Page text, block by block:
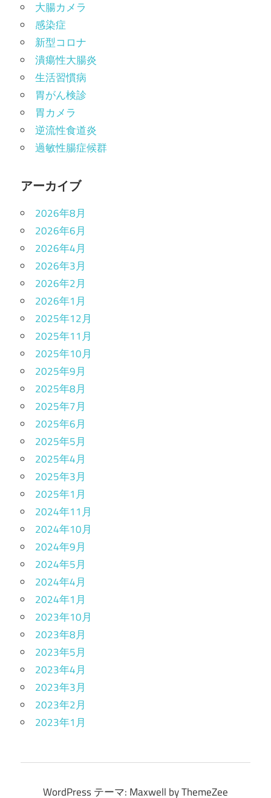
大腸カメラ
感染症
新型コロナ
潰瘍性大腸炎
生活習慣病
胃がん検診
胃カメラ
逆流性食道炎
過敏性腸症候群
アーカイブ
2026年8月
2026年6月
2026年4月
2026年3月
2026年2月
2026年1月
2025年12月
2025年11月
2025年10月
2025年9月
2025年8月
2025年7月
2025年6月
2025年5月
2025年4月
2025年3月
2025年1月
2024年11月
2024年10月
2024年9月
2024年5月
2024年4月
2024年1月
2023年10月
2023年8月
2023年5月
2023年4月
2023年3月
2023年2月
2023年1月
WordPress テーマ: Maxwell by ThemeZee